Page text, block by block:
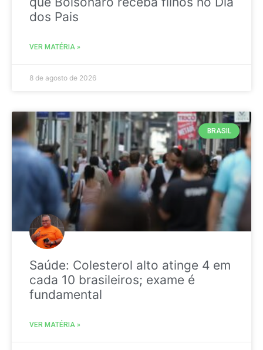
dos Pais
VER MATÉRIA »
8 de agosto de 2026
BRASIL
Saúde: Colesterol alto atinge 4 em
cada 10 brasileiros; exame é
fundamental
VER MATÉRIA »